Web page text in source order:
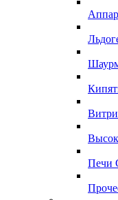
Печи